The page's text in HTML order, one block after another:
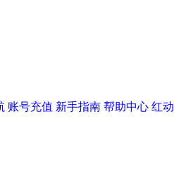
账号充值 新手指南 帮助中心 红